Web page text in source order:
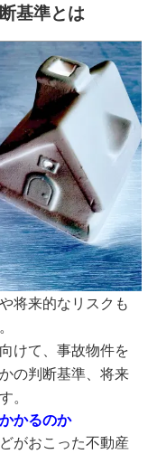
基準とは
将来的なリスクも
けて、事故物件を
の判断基準、将来
。
かるのか
がおこった不動産